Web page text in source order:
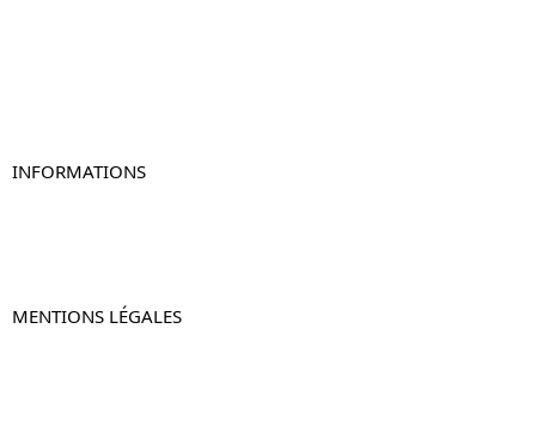
INFORMATIONS
MENTIONS LÉGALES